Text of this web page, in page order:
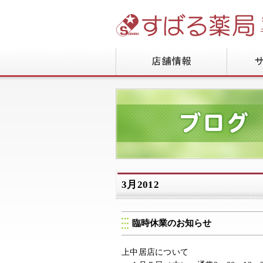
3月2012
臨時休業のお知らせ
上中居店について